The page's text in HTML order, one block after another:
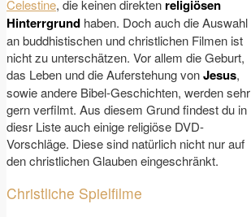
Celestine, die keinen direkten religiösen
Hinterrgrund haben. Doch auch die Auswahl
an buddhistischen und christlichen Filmen ist
nicht zu unterschätzen. Vor allem die Geburt,
das Leben und die Auferstehung vonJesus,
sowie andere Bibel-Geschichten, werden sehr
gern verfilmt. Aus diesem Grund findest du in
diesr Liste auch einige religiöse DVD-
Vorschläge. Diese sind natürlich nicht nur auf
den christlichen Glauben eingeschränkt.
Christliche Spielfilme